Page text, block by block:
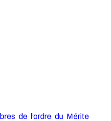
de l’ordre du Mérite